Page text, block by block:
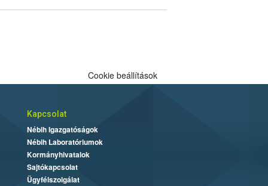
Cookie beállítások
Kapcsolat
Nébih Igazgatóságok
Nébih Laboratóriumok
Kormányhivatalok
Sajtókapcsolat
Ügyfélszolgálat